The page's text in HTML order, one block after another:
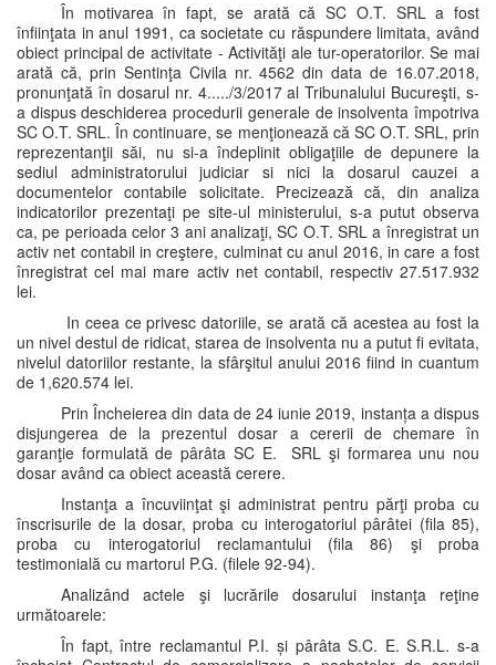
În motivarea în fapt, se arată că SC O.T. SRL a fost
înfiinţata in anul 1991, ca societate cu răspundere limitata, având
obiect principal de activitate - Activităţi ale tur-operatorilor. Se mai
arată că, prin Sentinţa Civila nr. 4562 din data de 16.07.2018,
pronunţată în dosarul nr. 4...../3/2017 al Tribunalului Bucureşti, s-
a dispus deschiderea procedurii generale de insolventa împotriva
SC O.T. SRL. În continuare, se menţionează că SC O.T. SRL, prin
reprezentanţii săi, nu si-a îndeplinit obligaţiile de depunere la
sediul administratorului judiciar si nici la dosarul cauzei a
documentelor contabile solicitate. Precizează că, din analiza
indicatorilor prezentaţi pe site-ul ministerului, s-a putut observa
ca, pe perioada celor 3 ani analizaţi, SC O.T. SRL a înregistrat un
activ net contabil in creştere, culminat cu anul 2016, in care a fost
înregistrat cel mai mare activ net contabil, respectiv 27.517.932
lei.
In ceea ce privesc datoriile, se arată că acestea au fost la
un nivel destul de ridicat, starea de insolventa nu a putut fi evitata,
nivelul datoriilor restante, la sfârşitul anului 2016 fiind in cuantum
de 1,620.574 lei.
Prin Încheierea din data de 24 iunie 2019, instanța a dispus
disjungerea de la prezentul dosar a cererii de chemare în
garanţie formulată de pârâta SC E. SRL şi formarea unu nou
dosar având ca obiect această cerere.
Instanţa a încuviinţat şi administrat pentru părţi proba cu
înscrisurile de la dosar, proba cu interogatoriul pârâtei (fila 85),
proba cu interogatoriul reclamantului (fila 86) şi proba
testimonială cu martorul P.G. (filele 92-94).
Analizând actele şi lucrările dosarului instanţa reţine
următoarele:
În fapt, între reclamantul P.I. și pârâta S.C. E. S.R.L. s-a